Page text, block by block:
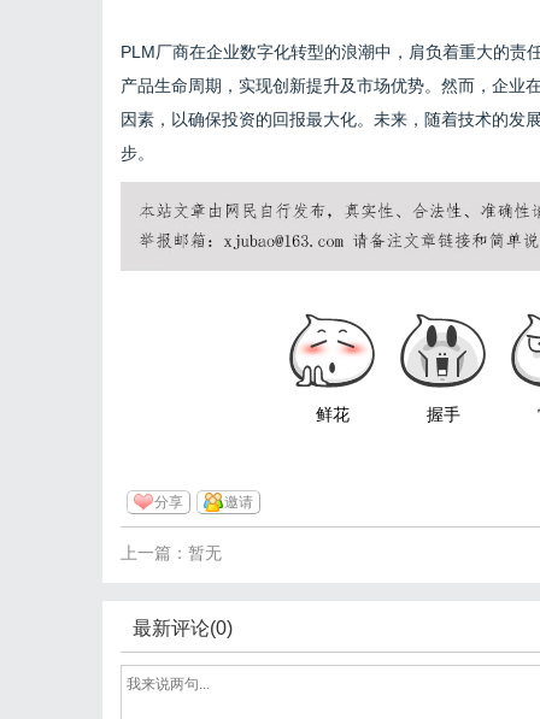
PLM厂商在企业数字化转型的浪潮中，肩负着重大的
产品生命周期，实现创新提升及市场优势。然而，企业
因素，以确保投资的回报最大化。未来，随着技术的发
步。
鲜花 握手
分享 邀请
上一篇：暂无
最新评论(0)